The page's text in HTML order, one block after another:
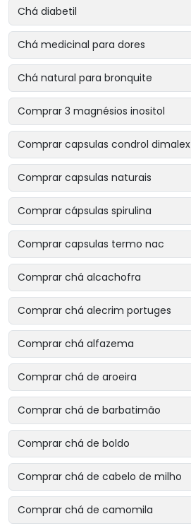
Chá diabetil
Chá medicinal para dores
Chá natural para bronquite
Comprar 3 magnésios inositol
Comprar capsulas condrol dimalex
Comprar capsulas naturais
Comprar cápsulas spirulina
Comprar capsulas termo nac
Comprar chá alcachofra
Comprar chá alecrim portuges
Comprar chá alfazema
Comprar chá de aroeira
Comprar chá de barbatimão
Comprar chá de boldo
Comprar chá de cabelo de milho
Comprar chá de camomila